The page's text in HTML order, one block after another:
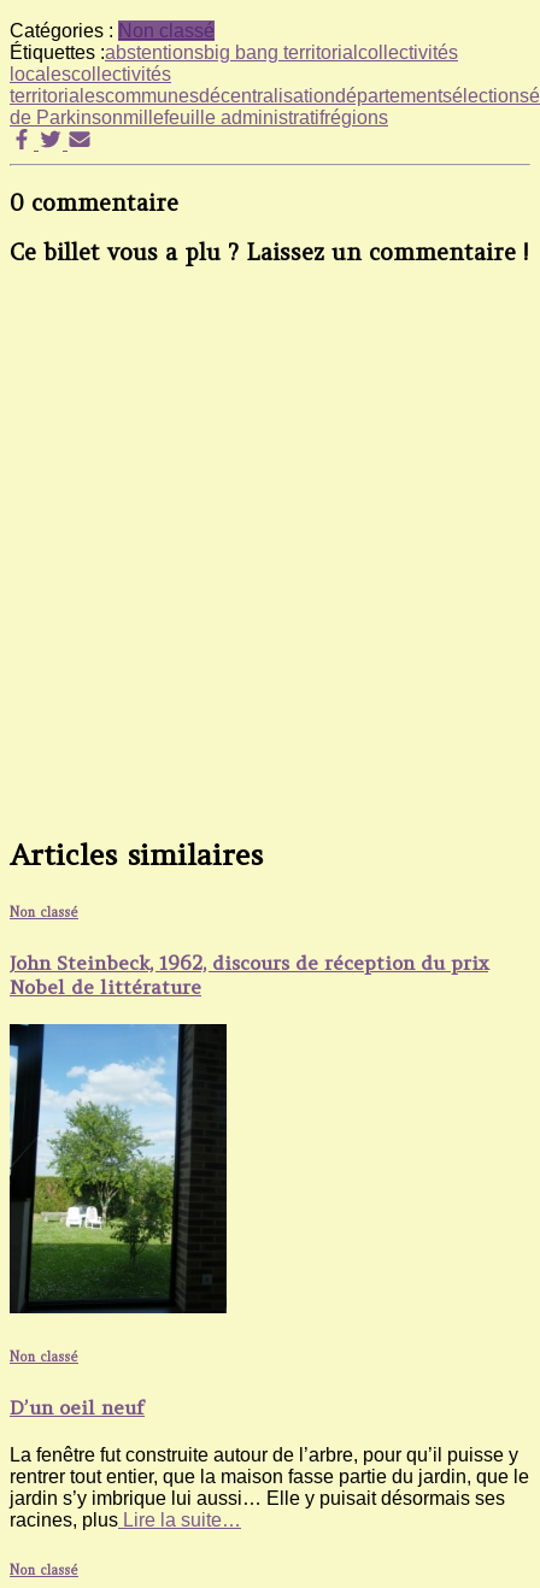
Catégories : Non classé
Étiquettes :abstentionsbig bang territorial collectivités
localescollectivités
territorialescommunesdécentralisationdépartementsélections
de Parkinsonmillefeuille administratifrégions
0 commentaire
Ce billet vous a plu ? Laissez un commentaire !
Articles similaires
Non classé
John Steinbeck, 1962, discours de réception du prix
Nobel de littérature
Non classé
D’un oeil neuf
La fenêtre fut construite autour de l’arbre, pour qu’il puisse y
rentrer tout entier, que la maison fasse partie du jardin, que le
jardin s’y imbrique lui aussi… Elle y puisait désormais ses
racines, plus Lire la suite…
Non classé